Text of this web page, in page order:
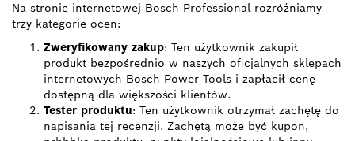
Na stronie internetowej Bosch Professional rozróżniamy
trzy kategorie ocen:
Zweryfikowany zakup: Ten użytkownik zakupił
produkt bezpośrednio w naszych oficjalnych sklepach
internetowych Bosch Power Tools i zapłacił cenę
dostępną dla większości klientów.
Tester produktu: Ten użytkownik otrzymał zachętę do
napisania tej recenzji. Zachętą może być kupon,